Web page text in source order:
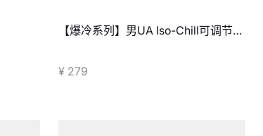
【爆冷系列】男UA Iso-Chill可调节运
¥ 279